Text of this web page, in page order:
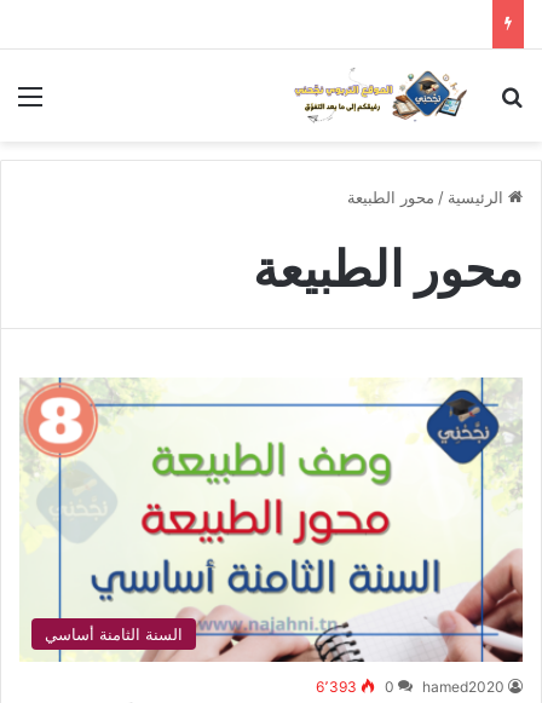
بحث عن
الرئيسية / محور الطبيعة
محور الطبيعة
السنة الثامنة أساسي
hamed2020
0 6٬393